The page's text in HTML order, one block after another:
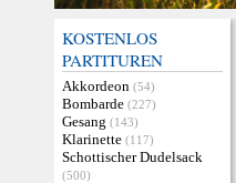
KOSTENLOS
PARTITUREN
Akkordeon (54)
Bombarde (227)
Gesang (143)
Klarinette (117)
Schottischer Dudelsack
(500)